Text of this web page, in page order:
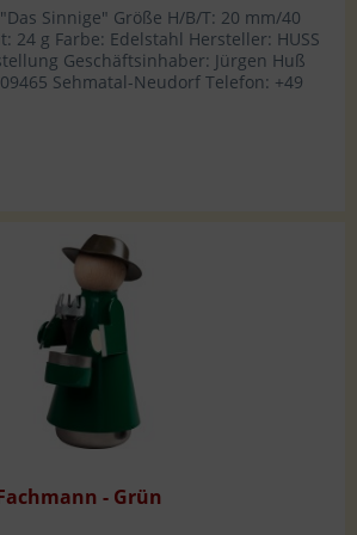
Sinnige" Größe H/B/T: 20 mm/40
24 g Farbe: Edelstahl Hersteller: HUSS
Geschäftsinhaber: Jürgen Huß
Sehmatal-Neudorf Telefon: +49
- Grün